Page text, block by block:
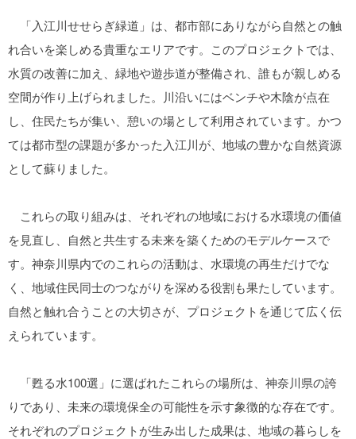
「入江川せせらぎ緑道」は、都市部にありながら自然との触
れ合いを楽しめる貴重なエリアです。このプロジェクトでは、
水質の改善に加え、緑地や遊歩道が整備され、誰もが親しめる
空間が作り上げられました。川沿いにはベンチや木陰が点在
し、住民たちが集い、憩いの場として利用されています。かつ
ては都市型の課題が多かった入江川が、地域の豊かな自然資源
として蘇りました。
これらの取り組みは、それぞれの地域における水環境の価値
を見直し、自然と共生する未来を築くためのモデルケースで
す。神奈川県内でのこれらの活動は、水環境の再生だけでな
く、地域住民同士のつながりを深める役割も果たしています。
自然と触れ合うことの大切さが、プロジェクトを通じて広く伝
えられています。
「甦る水100選」に選ばれたこれらの場所は、神奈川県の誇
りであり、未来の環境保全の可能性を示す象徴的な存在です。
それぞれのプロジェクトが生み出した成果は、地域の暮らしを